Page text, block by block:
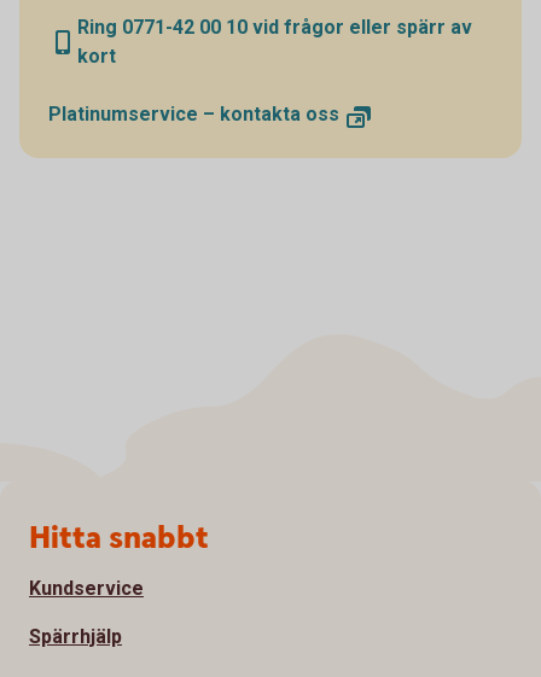
Ring 0771-42 00 10 vid frågor eller spärr av
kort
Platinumservice – kontakta oss
Sidfot
Hitta snabbt
Kundservice
Spärrhjälp